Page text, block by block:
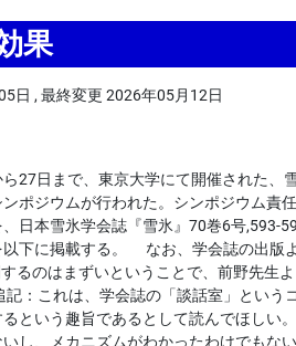
果
日 ,最終変更 2026年05月12日
27日まで、東京大学にて開催された、
ポジウムが行われた。シンポジウム責
日本雪氷学会誌『雪氷』70巻6号,593-
以下に掲載する。 なお、学会誌の出版
るのはまずいということで、前野先生
記：これは、学会誌の「談話室」とい
という趣旨であるとして読んでほしい
し、メカニズムがわかったわけでもな